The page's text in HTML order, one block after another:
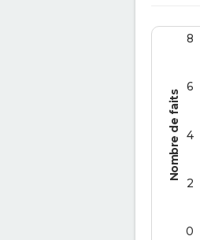
Nombre de faits
0
2
4
6
8